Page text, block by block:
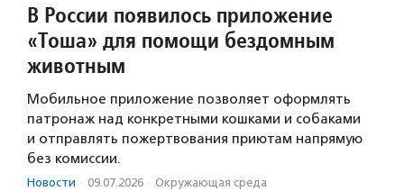
В России появилось приложение
«Тоша» для помощи бездомным
животным
Мобильное приложение позволяет оформлять
патронаж над конкретными кошками и собаками
и отправлять пожертвования приютам напрямую
без комиссии.
Новости · 09.07.2026 · Окружающая среда